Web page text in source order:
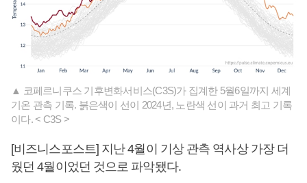
▲ 코페르니쿠스 기후변화서비스(C3S)가 집계한 5월6일까지 세계
기온 관측 기록. 붉은색이 선이 2024년, 노란색 선이 과거 최고 기록
이다. < C3S >
[비즈니스포스트] 지난 4월이 기상 관측 역사상 가장 더
웠던 4월이었던 것으로 파악됐다.